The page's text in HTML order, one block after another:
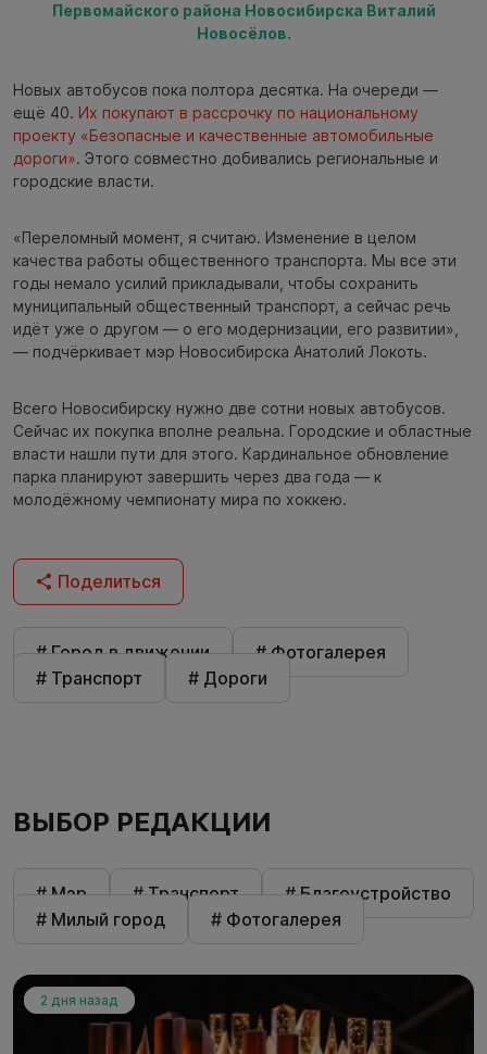
Первомайского района Новосибирска Виталий
Новосёлов.
Новых автобусов пока полтора десятка. На очереди —
ещё 40. Их покупают в рассрочку по национальному
проекту «Безопасные и качественные автомобильные
дороги». Этого совместно добивались региональные и
городские власти.
«Переломный момент, я считаю. Изменение в целом
качества работы общественного транспорта. Мы все эти
годы немало усилий прикладывали, чтобы сохранить
муниципальный общественный транспорт, а сейчас речь
идёт уже о другом — о его модернизации, его развитии»,
— подчёркивает мэр Новосибирска Анатолий Локоть.
Всего Новосибирску нужно две сотни новых автобусов.
Сейчас их покупка вполне реальна. Городские и областные
власти нашли пути для этого. Кардинальное обновление
парка планируют завершить через два года — к
молодёжному чемпионату мира по хоккею.
Поделиться
# Город в движении
# Фотогалерея
# Транспорт
# Дороги
ВЫБОР РЕДАКЦИИ
# Мэр # Транспорт
# Благоустройство
# Милый город
# Фотогалерея
2 дня назад